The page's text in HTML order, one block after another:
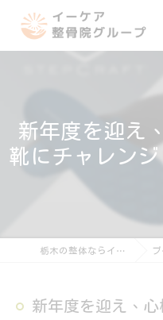
新年度を迎え
靴にチャレン
栃木の整体ならイーケア整骨院グループ ブログ
新年度を迎え、